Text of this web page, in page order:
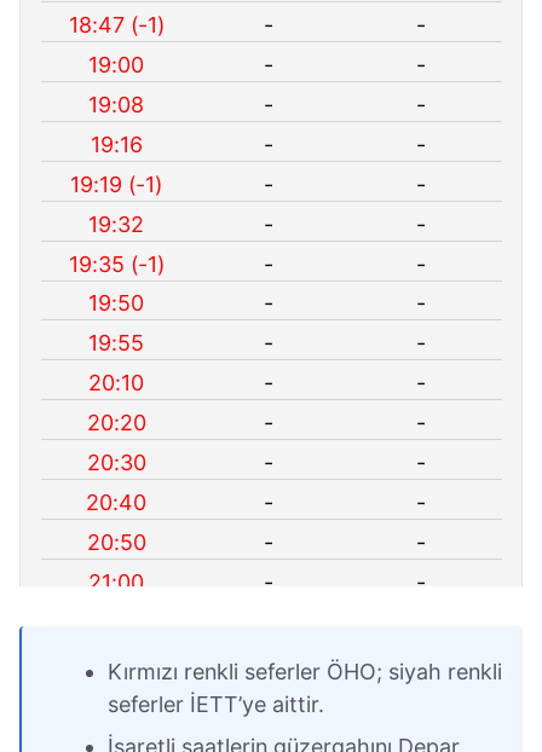
18:47 (-1)
-
-
19:00
-
-
19:08
-
-
19:16
-
-
19:19 (-1)
-
-
19:32
-
-
19:35 (-1)
-
-
19:50
-
-
19:55
-
-
20:10
-
-
20:20
-
-
20:30
-
-
20:40
-
-
20:50
-
-
21:00
-
-
21:30
-
-
21:50
-
22:10
-
-
Kırmızı renkli seferler ÖHO; siyah renkli
seferler İETT’ye aittir.
İşaretli saatlerin güzergahını Depar